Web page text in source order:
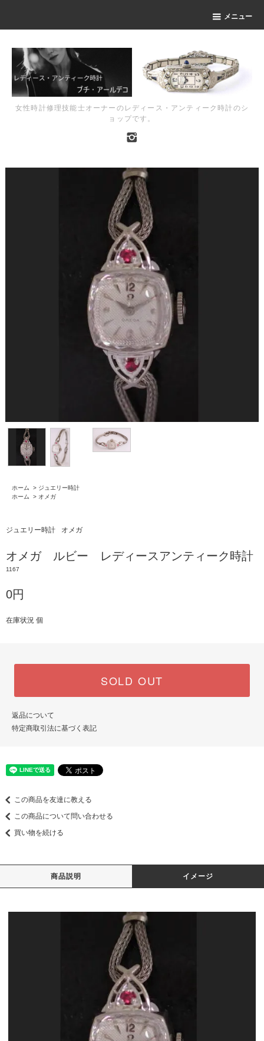
メニュー
女性時計修理技能士オーナーのレディース・アンティーク時計のシ
ョップです。
ホーム > ジュエリー時計
ホーム
> オメガ
ジュエリー時計 オメガ
オメガ ルビー レディースアンティーク時計
1167
0円
在庫状況 個
SOLD OUT
返品について
特定商取引法に基づく表記
この商品を友達に教える
この商品について問い合わせる
買い物を続ける
商品説明 イメージ